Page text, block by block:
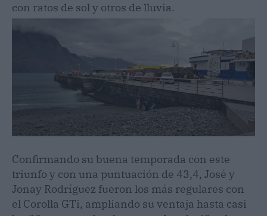
con ratos de sol y otros de lluvia.
Confirmando su buena temporada con este
triunfo y con una puntuación de 43,4, José y
Jonay Rodríguez fueron los más regulares con
el Corolla GTi, ampliando su ventaja hasta casi